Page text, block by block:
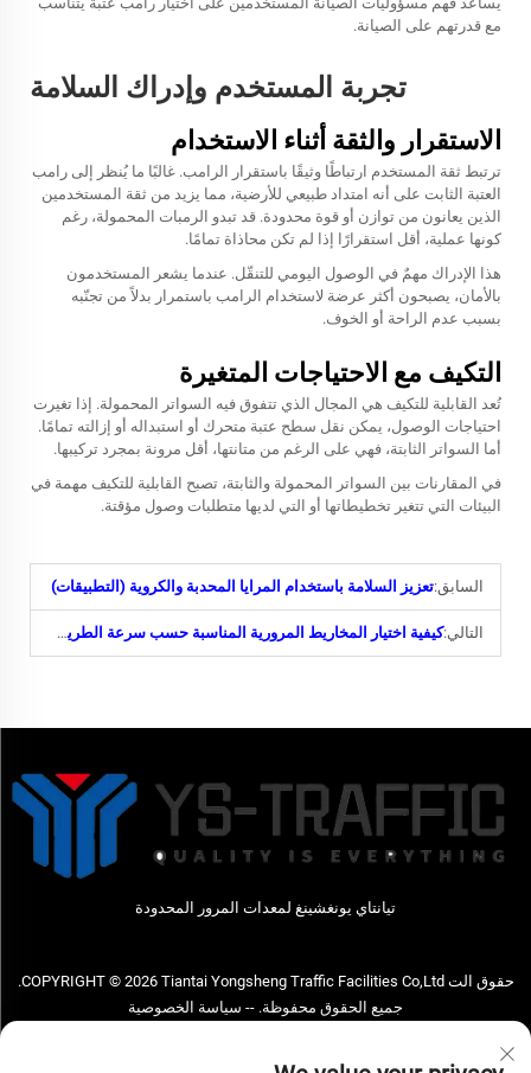
مع قدرتهم على الصيانة.
تجربة المستخدم وإدراك السلامة
الاستقرار والثقة أثناء الاستخدام
ترتبط ثقة المستخدم ارتباطًا وثيقًا باستقرار الرامب. غالبًا ما يُنظر إلى رامب
العتبة الثابت على أنه امتداد طبيعي للأرضية، مما يزيد من ثقة المستخدمين
الذين يعانون من توازن أو قوة محدودة. قد تبدو الرمبات المحمولة، رغم
كونها عملية، أقل استقرارًا إذا لم تكن محاذاة تمامًا.
هذا الإدراك مهمٌ في الوصول اليومي للتنقّل. عندما يشعر المستخدمون
بالأمان، يصبحون أكثر عرضة لاستخدام الرامب باستمرار بدلاً من تجنّبه
بسبب عدم الراحة أو الخوف.
التكيف مع الاحتياجات المتغيرة
تُعد القابلية للتكيف هي المجال الذي تتفوق فيه السواتر المحمولة. إذا تغيرت
احتياجات الوصول، يمكن نقل سطح عتبة متحرك أو استبداله أو إزالته تمامًا.
أما السواتر الثابتة، فهي على الرغم من متانتها، أقل مرونة بمجرد تركيبها.
في المقارنات بين السواتر المحمولة والثابتة، تصبح القابلية للتكيف مهمة في
البيئات التي تتغير تخطيطاتها أو التي لديها متطلبات وصول مؤقتة.
السابق:تعزيز السلامة باستخدام المرايا المحدبة والكروية (التطبيقات)
التالي:كيفية اختيار المخاريط المرورية المناسبة حسب سرعة الطريق ومتطلبات اللون؟
تيانتاي يونغشينغ لمعدات المرور المحدودة
حقوق الت COPYRIGHT © 2026 Tiantai Yongsheng Traffic Facilities Co,Ltd.
جميع الحقوق محفوظة. -- سياسة الخصوصية